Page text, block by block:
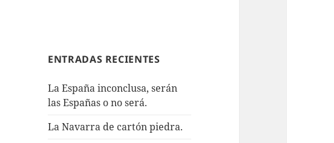
ENTRADAS RECIENTES
La España inconclusa, serán
las Españas o no será.
La Navarra de cartón piedra.